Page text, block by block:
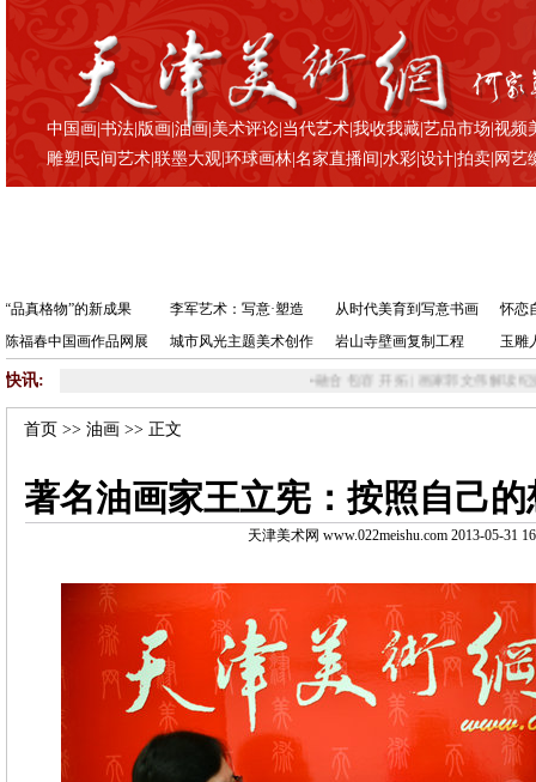
中国画 |书法 版画 |油画 |美术评论 当代艺术 |我收我藏 |艺品市场 |视频
雕塑 民间艺术 |联墨大观 |环球画林 |名家直播间 |水彩 |设计 |拍卖 网艺
“品真格物”的新成果 李军艺术：写意·塑造 从时代美育到写意书画
怀恋
陈福春中国画作品网展
城市风光主题美术创作 岩山寺壁画复制工程 玉雕
快讯: 融合 包容 开拓 | 画家郭文伟解读纪振民、姬俊尧大景
首页 >>油画 >> 正文
著名油画家王立宪：按照自己
天津美术网 www.022meishu.com 2013-05-31